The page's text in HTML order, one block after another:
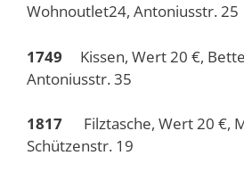
Wohnoutlet24, Antoniusstr. 25
1749 Kissen, Wert 20 €,
Antoniusstr. 35
1817 Filztasche, Wert 20 €,
Schützenstr. 19